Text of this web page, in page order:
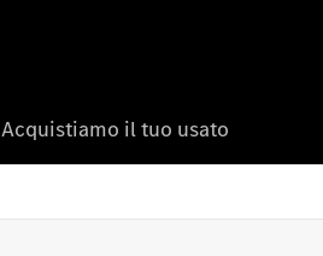
Acquistiamo il tuo usato